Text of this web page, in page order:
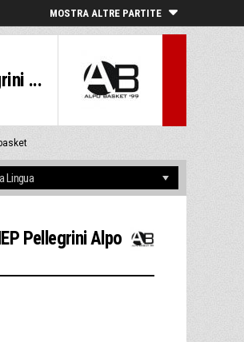
MOSTRA ALTRE PARTITE
...
Pellegrini Alpo